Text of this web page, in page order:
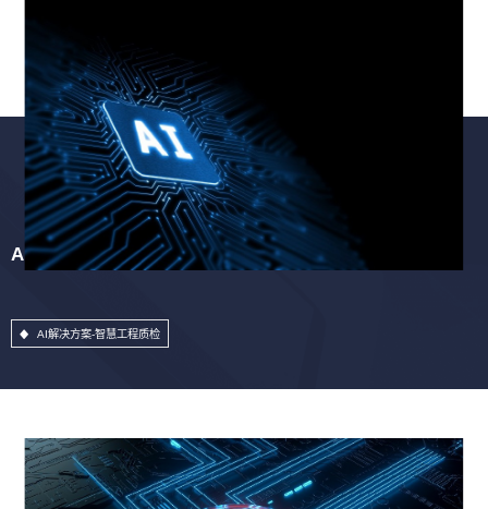
AI解决方案-智慧工程质检
AI解决方案-智慧工程质检